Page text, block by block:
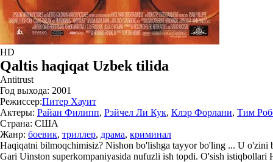
HD
Qaltis haqiqat Uzbek tilida
Antitrust
Год выхода: 2001
Режиссер:Питер Хауит
Актеры: Райан Филипп, Рэйчел Ли Кук, Клэр Форлани, Тим
Страна: США
Жанр: боевик, триллер, драма, криминал
Haqiqatni bilmoqchimisiz? Nishon bo'lishga tayyor bo'ling ... U
Gari Uinston superkompaniyasida nufuzli ish topdi. O'sish istiqbollari